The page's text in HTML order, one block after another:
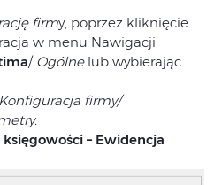
firmy, poprzez kliknięcie
w menu Nawigacji
/ Ogólnelub wybierając
Konfiguracja firmy/
księgowości – Ewidencja